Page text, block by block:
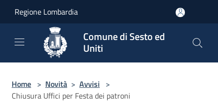
Regione Lombardia
Comune di Sesto ed
Uniti
Home > Novità > Avvisi >
Chiusura Uffici per Festa dei patroni